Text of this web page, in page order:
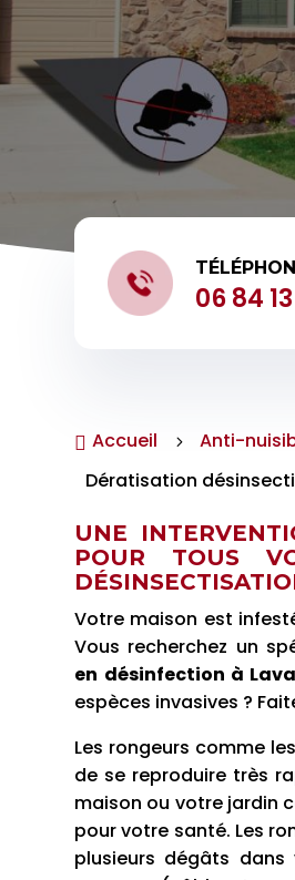
06 84 13
 Accueil 5 Anti-
Dératisation
UNE
POUR TOUS
Votre maison est
Vous recherchez un
en désinfection à
espèces invasives ?
Les rongeurs comme
de se reproduire très
maison ou votre jardin
pour votre santé. Les
plusieurs dégâts